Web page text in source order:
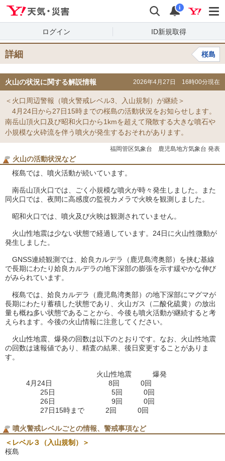
検索 通知
i
ログイン ID新規取得
詳細 桜島
火山の状況に関する解説情報 2026年4月27日 16時00分現在
＜火口周辺警報（噴火警戒レベル3、入山規制）が継続＞
4月24日から27日15時までの桜島の活動状況をお知らせします。
南岳山頂火口及び昭和火口から1kmを超えて飛散する大きな噴石や
小規模な火砕流を伴う噴火が発生するおそれがあります。
福岡管区気象台 鹿児島地方気象台 発表
火山の活動状況など
桜島では、噴火活動が続いています。
南岳山頂火口では、ごく小規模な噴火が時々発生しました。また
同火口では、夜間に高感度の監視カメラで火映を観測しました。
昭和火口では、噴火及び火映は観測されていません。
火山性地震は少ない状態で経過しています。24日に火山性微動が
発生しました。
GNSS連続観測では、姶良カルデラ（鹿児島湾奥部）を挟む基線
で長期にわたり姶良カルデラの地下深部の膨張を示す緩やかな伸び
がみられています。
桜島では、姶良カルデラ（鹿児島湾奥部）の地下深部にマグマが
長期にわたり蓄積した状態であり、火山ガス（二酸化硫黄）の放出
量も概ね多い状態であることから、今後も噴火活動が継続すると考
えられます。今後の火山情報に注意してください。
火山性地震、爆発の回数は以下のとおりです。なお、火山性地震
の回数は速報値であり、精査の結果、後日変更することがありま
す。
火山性地震 爆発
4月24日 8回 0回
25日 5回 0回
26日 9回 0回
27日15時まで 2回 0回
噴火警戒レベルごとの情報、警戒事項など
＜レベル３（入山規制）＞
桜島